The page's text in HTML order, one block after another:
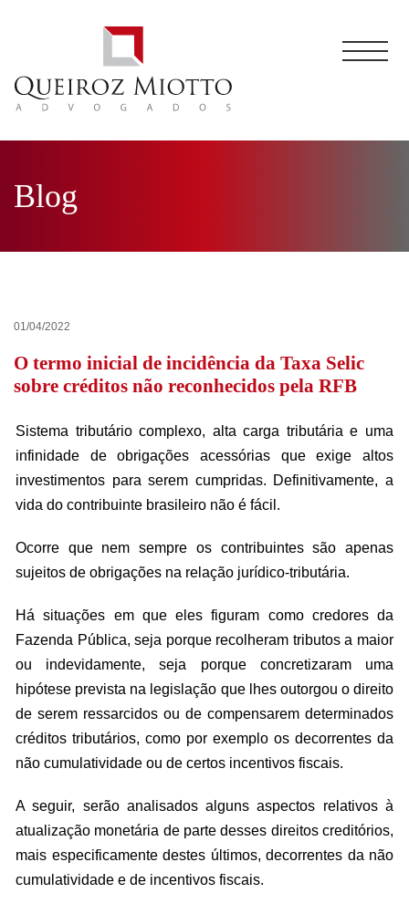
Blog
01/04/2022
O termo inicial de incidência da Taxa Selic
sobre créditos não reconhecidos pela RFB
Sistema tributário complexo, alta carga tributária e uma
infinidade de obrigações acessórias que exige altos
investimentos para serem cumpridas. Definitivamente, a
vida do contribuinte brasileiro não é fácil.
Ocorre que nem sempre os contribuintes são apenas
sujeitos de obrigações na relação jurídico-tributária.
Há situações em que eles figuram como credores da
Fazenda Pública, seja porque recolheram tributos a maior
ou indevidamente, seja porque concretizaram uma
hipótese prevista na legislação que lhes outorgou o direito
de serem ressarcidos ou de compensarem determinados
créditos tributários, como por exemplo os decorrentes da
não cumulatividade ou de certos incentivos fiscais.
A seguir, serão analisados alguns aspectos relativos à
atualização monetária de parte desses direitos creditórios,
mais especificamente destes últimos, decorrentes da não
cumulatividade e de incentivos fiscais.